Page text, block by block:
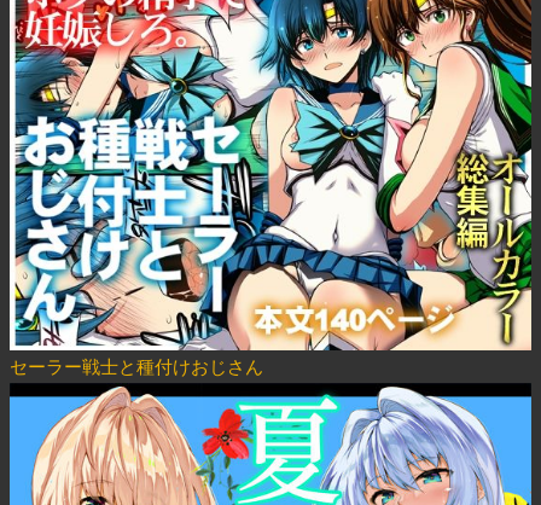
セーラー戦士と種付けおじさん